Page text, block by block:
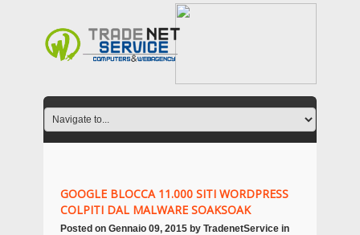
GOOGLE BLOCCA 11.000 SITI WORDPRESS
COLPITI DAL MALWARE SOAKSOAK
Posted on Gennaio 09, 2015 by TradenetService in